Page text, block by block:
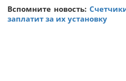
Вспомните новость:
заплатит за их установку